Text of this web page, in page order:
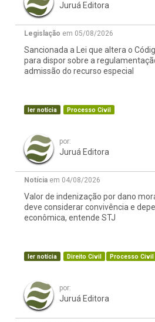
Juruá Editora
Legislação em 05/08/2026
Sancionada a Lei que altera o
para dispor sobre a
admissão do recurso especial
ler notícia Processo Civil
por:
Juruá Editora
Notícia em 04/08/2026
Valor de indenização por dano
deve considerar convivência e
econômica, entende STJ
ler notícia Direito Civil Processo Civil
por:
Juruá Editora